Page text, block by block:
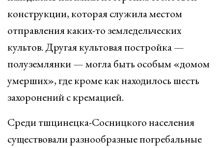
конструкции, которая служила местом
отправления каких-то земледельческих
культов. Другая культовая постройка —
полуземлянки — могла быть особым «домом
умерших», где кроме как находилось шесть
захоронений с кремацией.
Среди тшцинецка-Сосницкого населения
существовали разнообразные погребальные